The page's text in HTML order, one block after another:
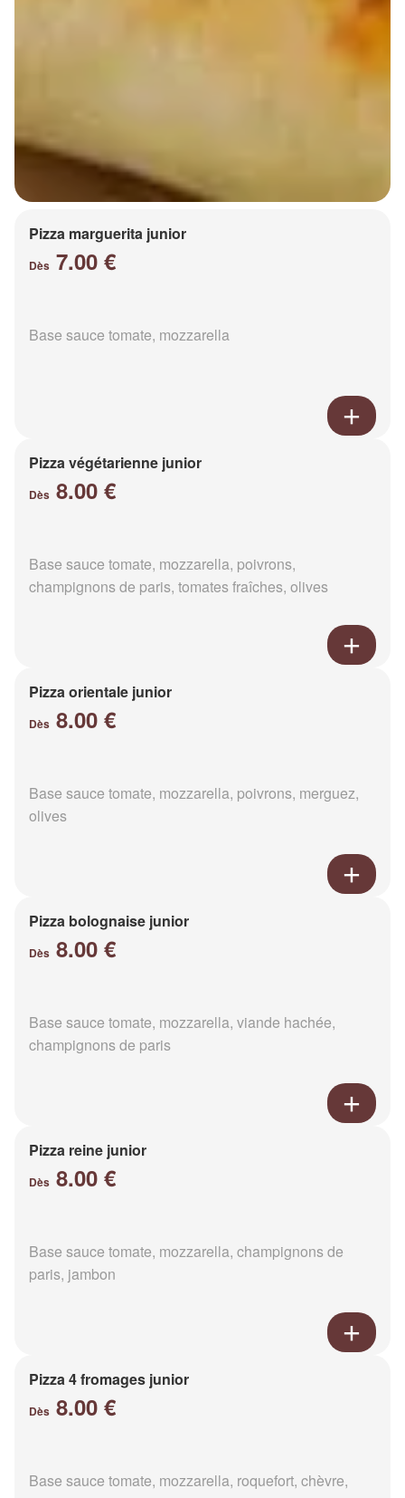
Pizza marguerita junior
Dès 7.00 €
Base sauce tomate, mozzarella
Pizza végétarienne junior
Dès 8.00 €
Base sauce tomate, mozzarella, poivrons,
champignons de paris, tomates fraîches, olives
Pizza orientale junior
Dès 8.00 €
Base sauce tomate, mozzarella, poivrons, merguez,
olives
Pizza bolognaise junior
Dès 8.00 €
Base sauce tomate, mozzarella, viande hachée,
champignons de paris
Pizza reine junior
Dès 8.00 €
Base sauce tomate, mozzarella, champignons de
paris, jambon
Pizza 4 fromages junior
Dès 8.00 €
Base sauce tomate, mozzarella, roquefort, chèvre,